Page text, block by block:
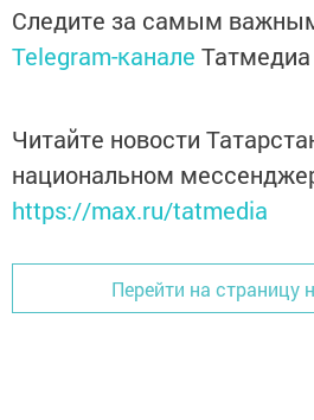
Следите за самым
Telegram-канале Татмедиа
Читайте новости
национальном
https://max.ru/tatmedia
Перейти на страницу